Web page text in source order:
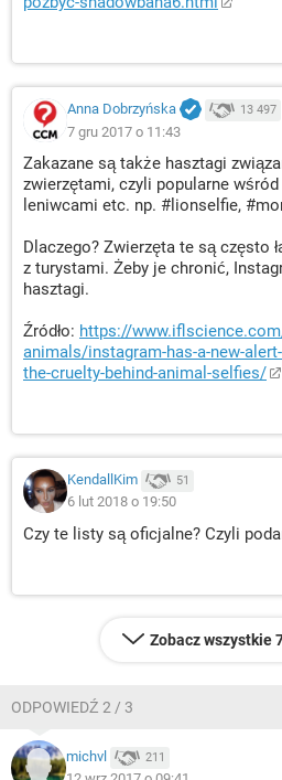
Anna Dobrzyńska 13 497
7 gru 2017 o 11:43
Zakazane są także hasztagi
zwierzętami, czyli popularne
leniwcami etc. np. #lionselfie,
Dlaczego? Zwierzęta te są często
z turystami. Żeby je chronić,
hasztagi.
Źródło: https://
animals/instagram-has-a-new-
the-cruelty-behind-animal-selfies/
KendallKim 51
6 lut 2018 o 19:50
Czy te listy są oficjalne? Czyli
Zobacz wszystkie
ODPOWIEDŹ 2 / 3
michvl 211